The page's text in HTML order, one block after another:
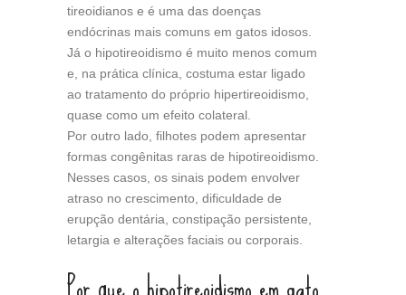
tireoidianos e é uma das doenças
endócrinas mais comuns em gatos idosos.
Já o hipotireoidismo é muito menos comum
e, na prática clínica, costuma estar ligado
ao tratamento do próprio hipertireoidismo,
quase como um efeito colateral.
Por outro lado, filhotes podem apresentar
formas congênitas raras de hipotireoidismo.
Nesses casos, os sinais podem envolver
atraso no crescimento, dificuldade de
erupção dentária, constipação persistente,
letargia e alterações faciais ou corporais.